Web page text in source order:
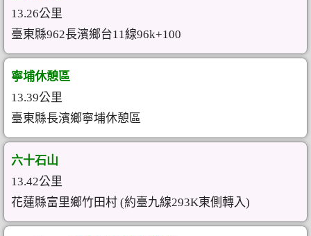
13.26公里
臺東縣962長濱鄉台11線96k+100
寧埔休憩區
13.39公里
臺東縣長濱鄉寧埔休憩區
六十石山
13.42公里
花蓮縣富里鄉竹田村 (約臺九線293K東側轉入)